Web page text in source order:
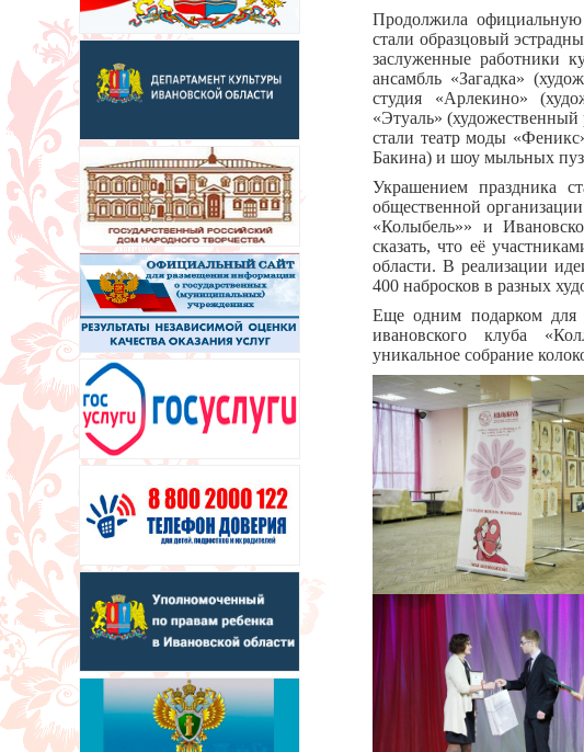
Продолжила официальную
стали образцовый
заслуженные работники
ансамбль «Загадка»
студия «Арлекино»
«Этуаль»
стали театр моды
Бакина) и шоу мыльных
Украшением праздника
общественной
«Колыбель»» и
сказать, что её
области. В реализации
400 набросков в разных
Еще одним подарком для
ивановского клуба
уникальное собрание